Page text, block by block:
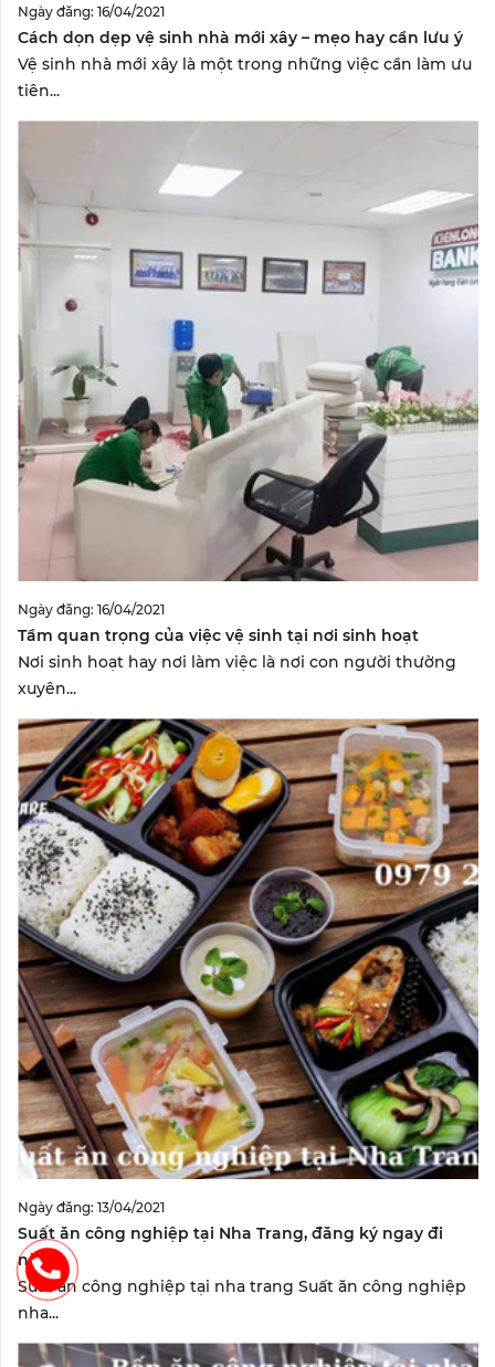
Ngày đăng: 16/04/2021
Cách dọn dẹp vệ sinh nhà mới xây – mẹo hay cần lưu ý
Vệ sinh nhà mới xây là một trong những việc cần làm ưu
tiên...
Ngày đăng: 16/04/2021
Tầm quan trọng của việc vệ sinh tại nơi sinh hoạt
Nơi sinh hoạt hay nơi làm việc là nơi con người thường
xuyên...
Ngày đăng: 13/04/2021
Suất ăn công nghiệp tại Nha Trang, đăng ký ngay đi
nào?
Suất ăn công nghiệp tại nha trang Suất ăn công nghiệp
nha...